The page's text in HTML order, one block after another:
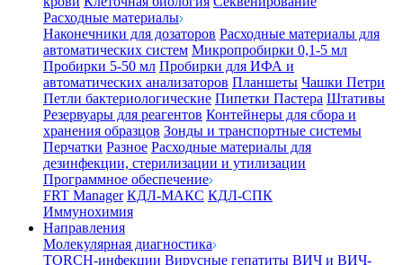
Расходные материалы
Наконечники для дозаторов Расходные материалы для
автоматических систем Микропробирки 0,1-5 мл
Пробирки 5-50 мл Пробирки для ИФА и
автоматических анализаторов Планшеты Чашки Петри
Петли бактериологические Пипетки Пастера Штативы
Резервуары для реагентов Контейнеры для сбора и
хранения образцов Зонды и транспортные системы
Перчатки Разное Расходные материалы для
дезинфекции, стерилизации и утилизации
Программное обеспечение
FRT Manager КДЛ-МАКС КДЛ-СПК
Иммунохимия
Направления
Молекулярная диагностика
TORCH-инфекции Вирусные гепатиты ВИЧ и ВИЧ-